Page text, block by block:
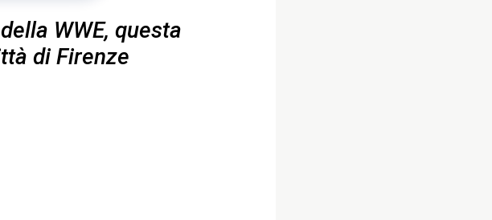
WWE, questa
di Firenze